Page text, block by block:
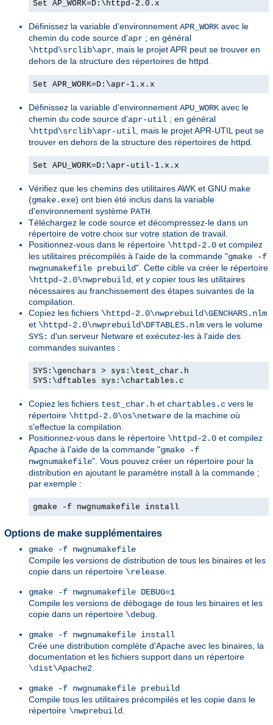
Set AP_WORK=D:\httpd-2.0.x
Définissez la variable d'environnement APR_WORK avec le
chemin du code source d'apr ; en général
\httpd\srclib\apr , mais le projet APR peut se trouver en
dehors de la structure des répertoires de httpd.
Set APR_WORK=D:\apr-1.x.x
Définissez la variable d'environnement APU_WORK avec le
chemin du code source d'apr-util ; en général
\httpd\srclib\apr-util , mais le projet APR-UTIL peut se
trouver en dehors de la structure des répertoires de httpd.
Set APU_WORK=D:\apr-util-1.x.x
Vérifiez que les chemins des utilitaires AWK et GNU make
(gmake.exe) ont bien été inclus dans la variable
d'environnement système PATH
Téléchargez le code source et décompressez-le dans un
répertoire de votre choix sur votre station de travail.
Positionnez-vous dans le répertoire \httpd-2.0 et compilez
les utilitaires précompilés à l'aide de la commande "gmake -f
nwgnumakefile prebuild". Cette cible va créer le répertoire
\httpd-2.0\nwprebuild
, et y copier tous les utilitaires
nécessaires au franchissement des étapes suivantes de la
compilation.
Copiez les fichiers \httpd-2.0\nwprebuild\GENCHARS.nlm
et \httpd-2.0\nwprebuild\DFTABLES.nlm vers le volume
SYS: d'un serveur Netware et exécutez-les à l'aide des
commandes suivantes :
SYS:\genchars > sys:\test_char.h
SYS:\dftables sys:\chartables.c
Copiez les fichiers test_char.h et chartables.c vers le
répertoire \httpd-2.0\os\netware de la machine où
s'effectue la compilation.
Positionnez-vous dans le répertoire \httpd-2.0 et compilez
Apache à l'aide de la commande "gmake -f
nwgnumakefile". Vous pouvez créer un répertoire pour la
distribution en ajoutant le paramètre install à la commande ;
par exemple :
gmake -f nwgnumakefile install
Options de make supplémentaires
gmake -f nwgnumakefile
Compile les versions de distribution de tous les binaires et les
copie dans un répertoire \release
gmake -f nwgnumakefile DEBUG=1
Compile les versions de débogage de tous les binaires et les
copie dans un répertoire \debug
gmake -f nwgnumakefile install
Crée une distribution complète d'Apache avec les binaires, la
documentation et les fichiers support dans un répertoire
\dist\Apache2
gmake -f nwgnumakefile prebuild
Compile tous les utilitaires précompilés et les copie dans le
répertoire \nwprebuild